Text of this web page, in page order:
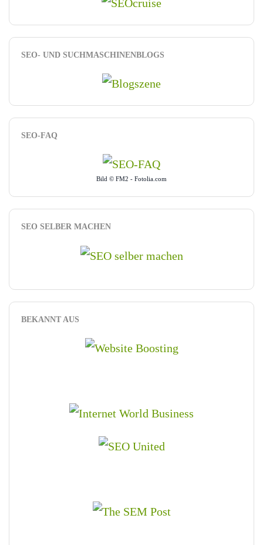
SEO- UND SUCHMASCHINENBLOGS
SEO-FAQ
Bild © FM2 - Fotolia.com
SEO SELBER MACHEN
BEKANNT AUS